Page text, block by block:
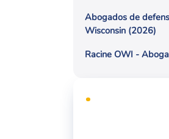
CONSULTA
Abogados de
Wisconsin (2026)
Racine OWI -